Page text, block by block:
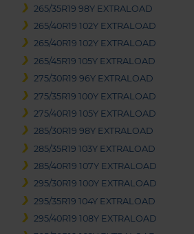
265/35R19 98Y EXTRALOAD
265/40R19 102Y EXTRALOAD
265/40R19 102Y EXTRALOAD
265/45R19 105Y EXTRALOAD
275/30R19 96Y EXTRALOAD
275/35R19 100Y EXTRALOAD
275/40R19 105Y EXTRALOAD
285/30R19 98Y EXTRALOAD
285/35R19 103Y EXTRALOAD
285/40R19 107Y EXTRALOAD
295/30R19 100Y EXTRALOAD
295/35R19 104Y EXTRALOAD
295/40R19 108Y EXTRALOAD